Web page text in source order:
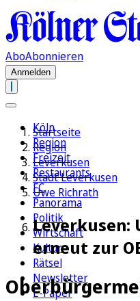
AboAbonnieren
Anmelden
Köln
Region
Freizeit
Restaurants
FC
Panorama
Politik
Wirtschaft
Kultur
Rätsel
Newsletter
E-Paper
Startseite
Region
Leverkusen
Stadt Leverkusen
Uwe Richrath
erneut zur